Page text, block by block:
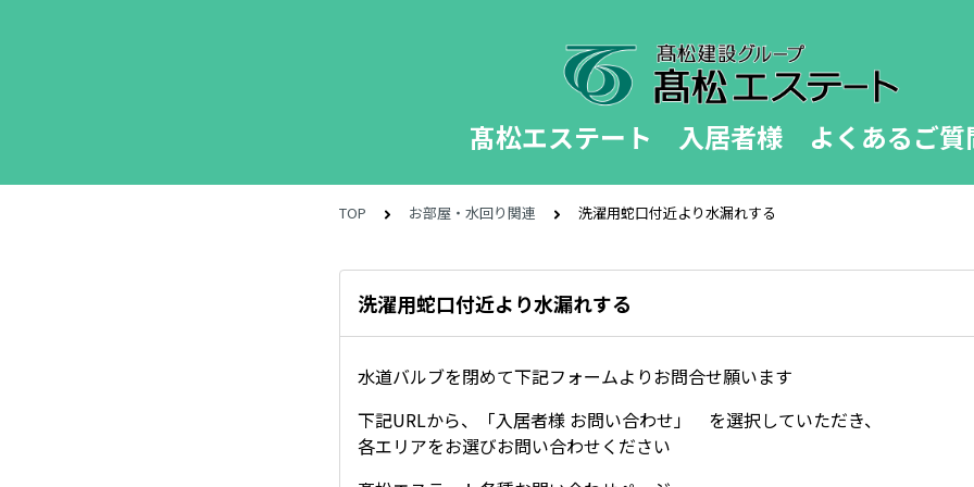
髙松エステート 入居者様 よくあるご質
TOP お部屋・水回り関連 洗濯用蛇口付近より水漏れする
洗濯用蛇口付近より水漏れする
水道バルブを閉めて下記フォームよりお問合せ願います
下記URLから、「入居者様 お問い合わせ」 を選択していただき、
各エリアをお選びお問い合わせください